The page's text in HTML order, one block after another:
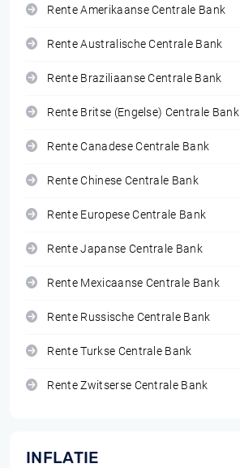
Rente Amerikaanse Centrale Bank
Rente Australische Centrale Bank
Rente Braziliaanse Centrale Bank
Rente Britse (Engelse) Centrale Bank
Rente Canadese Centrale Bank
Rente Chinese Centrale Bank
Rente Europese Centrale Bank
Rente Japanse Centrale Bank
Rente Mexicaanse Centrale Bank
Rente Russische Centrale Bank
Rente Turkse Centrale Bank
Rente Zwitserse Centrale Bank
INFLATIE